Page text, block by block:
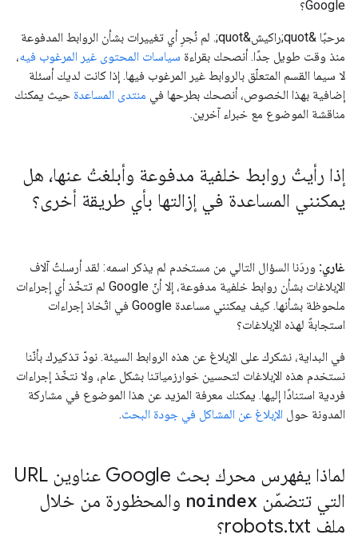
Google؟
مرحبًا &quot;راكيش&quot;. لم نُجرِ أي تغييرات بشأن الروابط المدفوعة
منذ وقت طويل جدًا. أنصحك بقراءة سياسات المحتوى غير المرغوب فيه،
لا سيما القسم المتعلّق بالروابط غير المرغوب فيها. إذا كانت لديك أسئلة
إضافية بهذا الخصوص، أنصحك بطرحها في منتدى المساعدة حيث يمكنك
مناقشة الموضوع مع خبراء آخرين.
إذا رأيتُ روابط خلفية مدفوعة وأبلغتُ عنها، هل
يمكنني المساعدة في إزالتها بأي طريقة أخرى؟
غاري: وردَنا السؤال التالي من مستخدم لم يذكر اسمه: لقد أرسلتُ آلاف
الإبلاغات بشأن روابط خلفية مدفوعة، إلا أنّ Google لم تتخّذ أي إجراءات
ملحوظة بشأنها. كيف يمكنني مساعدة Google في اتّخاذ إجراءات
استجابةً لهذه الإبلاغات؟
في البداية، نشكرك على الإبلاغ عن هذه الروابط السيئة. نودّ تذكيرك بأنّنا
نستخدم هذه الإبلاغات لتحسين خوارزمياتنا بشكل عام، ولا نتخّذ إجراءات
فردية استنادًا إليها. يمكنك معرفة المزيد عن هذا الموضوع في مشاركة
المدونة حول الإبلاغ عن المشاكل في جودة البحث.
لماذا يفهرس محرك بحث Google عناوين URL
التي تتضمّن noindex والمحظورة من خلال
ملف robots
.txt؟